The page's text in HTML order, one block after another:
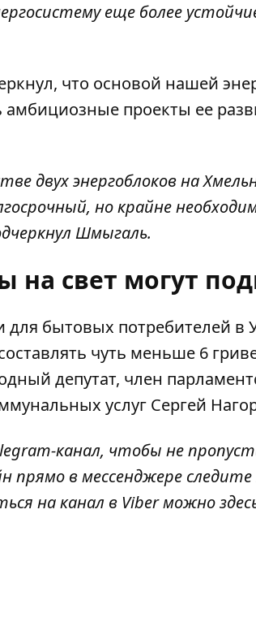
еще более
что основой нашей
амбициозные проекты ее
двух энергоблоков на
но крайне
Шмыгаль.
на свет могут
для бытовых потребителей в
чуть меньше 6
депутат, член
услуг Сергей
канал, чтобы не
прямо в мессенджере
на канал в Viber можно